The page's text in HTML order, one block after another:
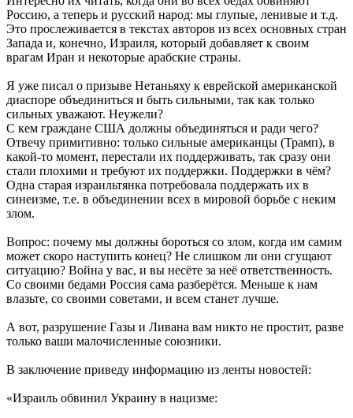
Россию, а теперь и русский народ: мы глупые, ленивые и т.д.
Это прослеживается в текстах авторов из всех основных стран
Запада и, конечно, Израиля, который добавляет к своим
врагам Иран и некоторые арабские страны.
Я уже писал о призыве Нетаньяху к еврейской американской
диаспоре объединиться и быть сильными, так как только
сильных уважают. Неужели?
С кем граждане США должны объединяться и ради чего?
Отвечу примитивно: только сильные американцы (Трамп), в
какой-то момент, перестали их поддерживать, так сразу они
стали плохими и требуют их поддержки. Поддержки в чём?
Одна старая израильтянка потребовала поддержать их в
синеизме, т.е. в объединении всех в мировой борьбе с неким
злом.
Вопрос: почему мы должны бороться со злом, когда им самим
может скоро наступить конец? Не слишком ли они сгущают
ситуацию? Война у вас, и вы несёте за неё ответственность.
Со своими бедами Россия сама разберётся. Меньше к нам
влазьте, со своими советами, и всем станет лучше.
А вот, разрушение Газы и Ливана вам никто не простит, разве
только ваши малочисленные союзники.
В заключение приведу информацию из ленты новостей:
«Израиль обвинил Украину в нацизме: